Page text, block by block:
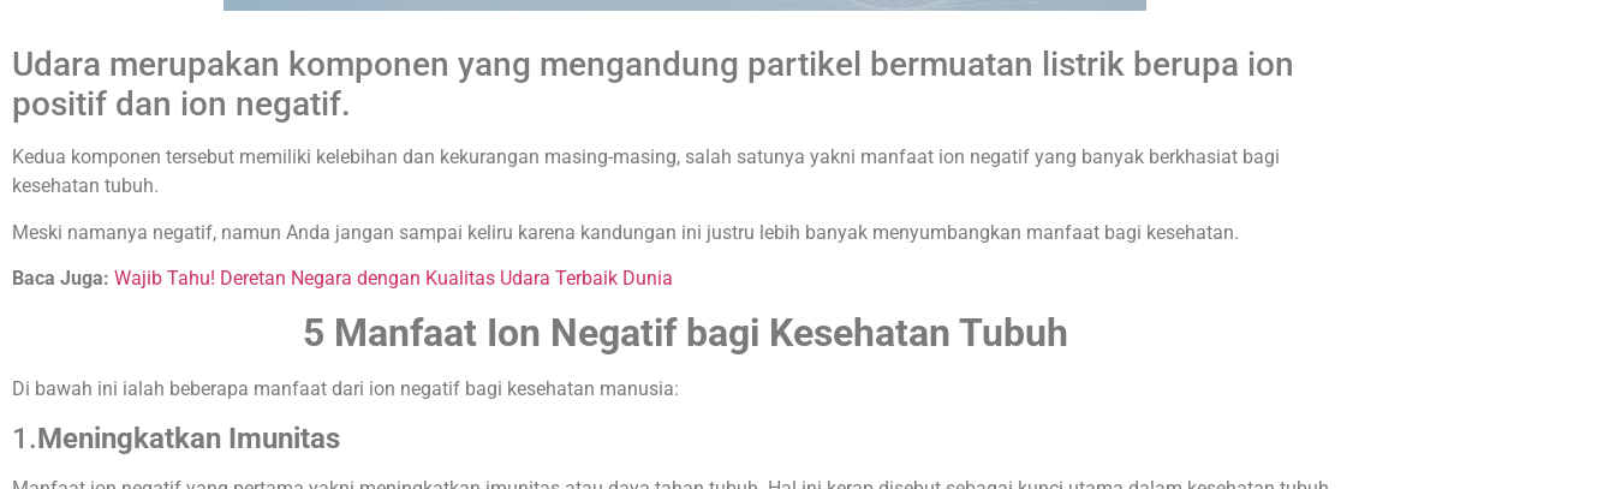
Udara merupakan komponen yang mengandung partikel bermuatan listrik berupa ion
positif dan ion negatif.
Kedua komponen tersebut memiliki kelebihan dan kekurangan masing-masing, salah satunya yakni manfaat ion negatif yang banyak berkhasiat bagi
kesehatan tubuh.
Meski namanya negatif, namun Anda jangan sampai keliru karena kandungan ini justru lebih banyak menyumbangkan manfaat bagi kesehatan.
Baca Juga: Wajib Tahu! Deretan Negara dengan Kualitas Udara Terbaik Dunia
5 Manfaat Ion Negatifbagi Kesehatan Tubuh
Di bawah ini ialah beberapa manfaat dari ion negatif bagi kesehatan manusia:
1.Meningkatkan Imunitas